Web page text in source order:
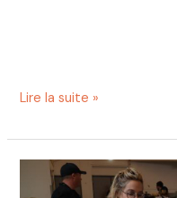
Lire la suite »